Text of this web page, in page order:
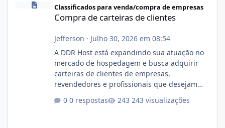
Classificados para venda/compra de empresas
Compra de carteiras de clientes
Jefferson · Julho 30, 2026 em 08:54
A DDR Host está expandindo sua atuação no
mercado de hospedagem e busca adquirir
carteiras de clientes de empresas,
revendedores e profissionais que desejam
operação. Se você possui clientes ativos de
0 respostas 243 visualizações